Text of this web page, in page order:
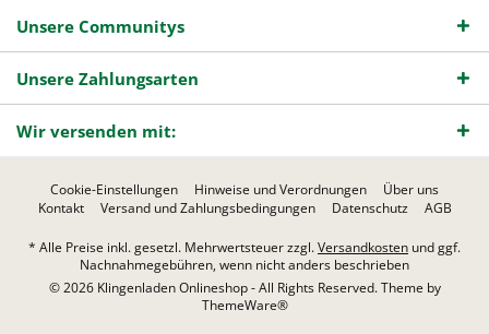
Unsere Communitys
Unsere Zahlungsarten
Wir versenden mit:
Cookie-Einstellungen Hinweise und Verordnungen
Über uns
Kontakt
Versand und Zahlungsbedingungen Datenschutz AGB
* Alle Preise inkl. gesetzl. Mehrwertsteuer zzgl.Versandkosten und ggf.
Nachnahmegebühren, wenn nicht anders beschrieben
© 2026 Klingenladen Onlineshop - All Rights Reserved. Theme by
ThemeWare®